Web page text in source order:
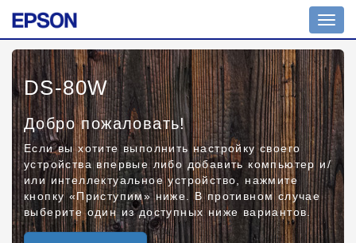
DS-80W
Добро пожаловать!
Если вы хотите выполнить настройку своего
устройства впервые либо добавить компьютер и/
или интеллектуальное устройство, нажмите
кнопку «Приступим» ниже. В противном случае
выберите один из доступных ниже вариантов.